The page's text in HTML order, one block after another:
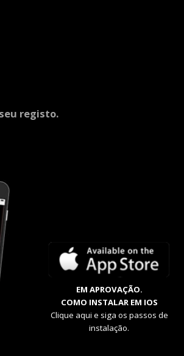
registo.
EM APROVAÇÃO.
COMO INSTALAR EM IOS
Clique aqui e siga os passos de
instalação.